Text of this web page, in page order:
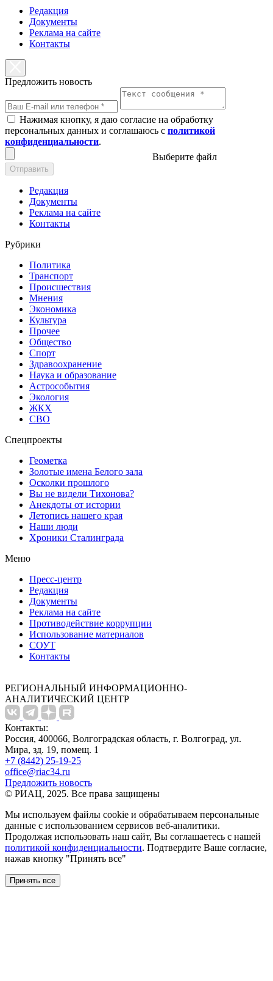
Редакция
Документы
Реклама на сайте
Контакты
Предложить новость
Нажимая кнопку, я даю согласие на обработку
персональных данных и соглашаюсь с политикой
конфиденциальности.
Выберите файл
Отправить
Редакция
Документы
Реклама на сайте
Контакты
Рубрики
Политика
Транспорт
Происшествия
Мнения
Экономика
Культура
Прочее
Общество
Спорт
Здравоохранение
Наука и образование
Астрособытия
Экология
ЖКХ
СВО
Спецпроекты
Геометка
Золотые имена Белого зала
Осколки прошлого
Вы не видели Тихонова?
Анекдоты от истории
Летопись нашего края
Наши люди
Хроники Сталинграда
Меню
Пресс-центр
Редакция
Документы
Реклама на сайте
Противодействие коррупции
Использование материалов
СОУТ
Контакты
РЕГИОНАЛЬНЫЙ ИНФОРМАЦИОННО-
АНАЛИТИЧЕСКИЙ ЦЕНТР
Контакты:
Россия, 400066, Волгоградская область, г. Волгоград, ул.
Мира, зд. 19, помещ. 1
+7 (8442) 25-19-25
office@riac34.ru
Предложить новость
© РИАЦ, 2025. Все права защищены
Мы используем файлы сookie и обрабатываем персональные
данные с использованием сервисов веб-аналитики.
Продолжая использовать наш сайт, Вы соглашаетесь с нашей
политикой конфиденциальности. Подтвердите Ваше согласие,
нажав кнопку "Принять все"
Принять все